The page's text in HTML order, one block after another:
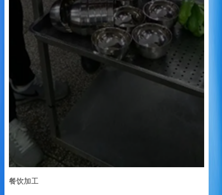
餐饮加工